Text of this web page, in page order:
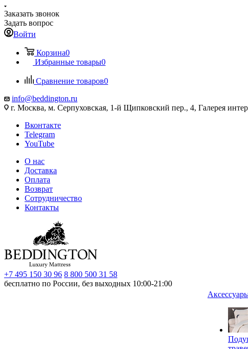
Заказать звонок
Задать вопрос
Войти
Корзина0
Избранные товары0
Сравнение товаров0
info@beddington.ru
г. Москва, м. Серпуховская, 1-й Щипковский пер., 4, Галерея
Вконтакте
Telegram
YouTube
О нас
Доставка
Оплата
Возврат
Сотрудничество
Контакты
+7 495 150 30 96 8 800 500 31 58
бесплатно по России, без выходных 10:00-21:00